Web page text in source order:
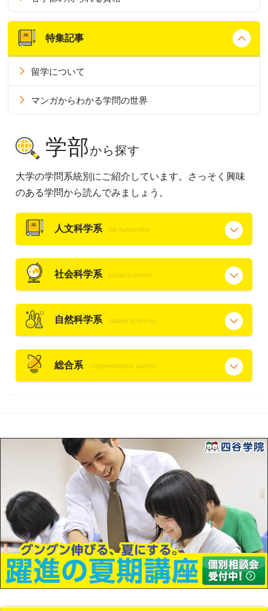
特集記事
留学について
マンガからわかる学問の世界
学部から探す
大学の学問系統別にご紹介しています。さっそく興味
のある学問から読んでみましょう。
人文科学系 the humanities
社会科学系 social sciences
自然科学系 natural sciences
総合系 comprehensive course